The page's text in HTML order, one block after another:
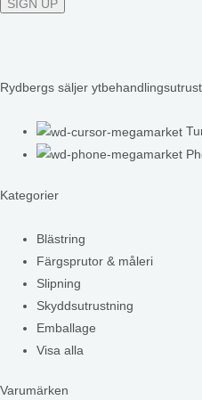
Rydbergs säljer
Kategorier
Blästring
Färgsprutor & måleri
Slipning
Skyddsutrustning
Emballage
Visa alla
Varumärken